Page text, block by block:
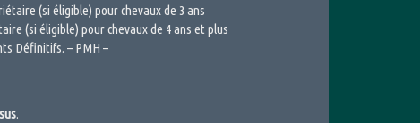
(si éligible) pour chevaux de 3 ans
(si éligible) pour chevaux de 4 ans et plus
Définitifs. – PMH –
.